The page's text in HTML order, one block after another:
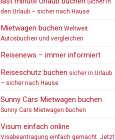
Sicher in
den Urlaub – sicher nach Hause
Mietwagen buchen Weltweit
Autosbuchen und vergleichen
Reisenews – immer informiert
Reiseschutz buchen sicher in Urlaub
– sicher nach Hause
Sunny Cars Mietwagen buchen
Sunny Cars Mietwagen buchen
Visum einfach online
Visabeantragung einfach gemacht. Jetzt